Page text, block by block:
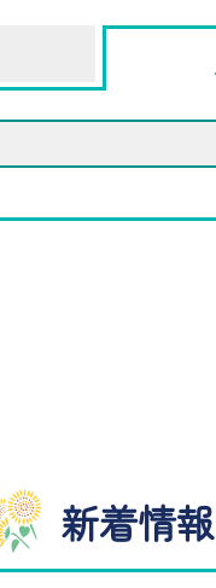
新着情報